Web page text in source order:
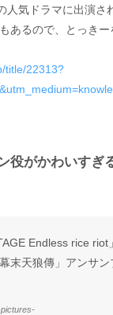
人気ドラマに出演さ
あるので、とっき
title/22313?
役がかわいすぎ
Endless rice riot
末天狼傳」アンサン